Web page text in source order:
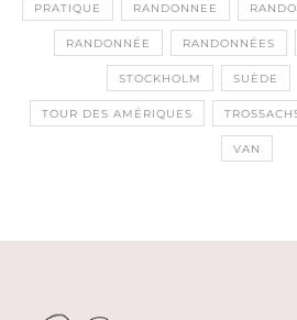
PRATIQUE RANDONNEE
RANDONNÉE RANDONNÉES
STOCKHOLM SUÈDE
TOUR DES AMÉRIQUES
VAN